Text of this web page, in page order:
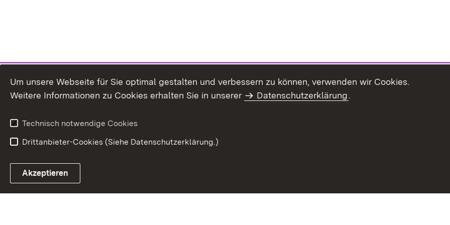
Um unsere Webseite für Sie optimal gestalten und verbessern zu können, verwenden wir Cookies.
Weitere Informationen zu Cookies erhalten Sie in unserer
Datenschutzerklärung.
Technisch notwendige Cookies
Drittanbieter-Cookies (Siehe Datenschutzerklärung.)
Akzeptieren